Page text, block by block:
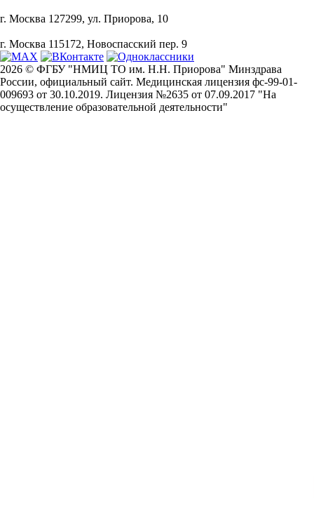
г. Москва 127299, ул. Приорова, 10
г. Москва 115172, Новоспасский пер. 9
2026 © ФГБУ "НМИЦ ТО им. Н.Н. Приорова" Минздрава
России, официальный сайт. Медицинская лицензия фс-99-01-
009693 от 30.10.2019. Лицензия №2635 от 07.09.2017 "На
осуществление образовательной деятельности"